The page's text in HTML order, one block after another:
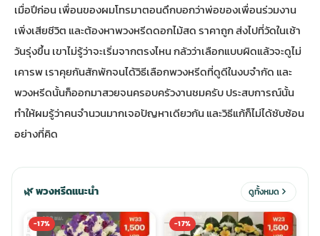
ดอกไม้งานศพ ส่งด่วน
ดอกไม้งานศพ ปากคลองตลาด
พวงหรีดราคาถูก
พวงหรีดดอกไม้สด
สั่งพวงหรีด ออนไลน์
ม้หน้าเมรุ
มรุ ออนไลน์
พวงหรีดพัดลม แบบสวยๆ
จัดงานศพ ราคาถูก
เมื่อปีก่อน เพื่อนของผมโทรมาตอนดึกบอกว่าพ่อของเพื่อนร่วมงาน
เพิ่งเสียชีวิต และต้องหาพวงหรีดดอกไม้สด ราคาถูก ส่งไปที่วัดในเช้า
วันรุ่งขึ้น เขาไม่รู้ว่าจะเริ่มจากตรงไหน กลัวว่าเลือกแบบผิดแล้วจะดูไม่
เคารพ เราคุยกันสักพักจนได้วิธีเลือกพวงหรีดที่ดูดีในงบจำกัด และ
พวงหรีดนั้นก็ออกมาสวยจนครอบครัวงานชมครับ ประสบการณ์นั้น
ทำให้ผมรู้ว่าคนจำนวนมากเจอปัญหาเดียวกัน และวิธีแก้ก็ไม่ได้ซับซ้อน
อย่างที่คิด
🌿 พวงหรีดแนะนำ ดูทั้งหมด
-17% -17%